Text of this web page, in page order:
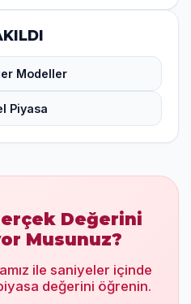
Modeller
Piyasa
Değerini
Musunuz?
ile saniyeler içinde
değerini öğrenin.